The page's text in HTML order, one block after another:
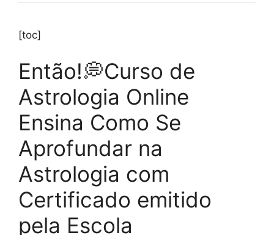
[toc]
Então!💭Curso de
Astrologia Online
Ensina Como Se
Aprofundar na
Astrologia com
Certificado emitido
pela Escola